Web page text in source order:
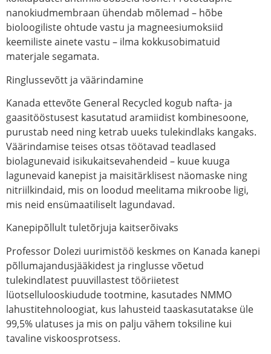
nanokiudmembraan ühendab mõlemad – hõbe
bioloogiliste ohtude vastu ja magneesiumoksiid
keemiliste ainete vastu – ilma kokkusobimatuid
materjale segamata.
Ringlussevõtt ja väärindamine
Kanada ettevõte General Recycled kogub nafta- ja
gaasitööstusest kasutatud aramiidist kombinesoone,
purustab need ning ketrab uueks tulekindlaks kangaks.
Väärindamise teises otsas töötavad teadlased
biolagunevaid isikukaitsevahendeid – kuue kuuga
lagunevaid kanepist ja maisitärklisest näomaske ning
nitriilkindaid, mis on loodud meelitama mikroobe ligi,
mis neid ensümaatiliselt lagundavad.
Kanepipõllult tuletõrjuja kaitserõivaks
Professor Dolezi uurimistöö keskmes on Kanada kanepi
põllumajandusjääkidest ja ringlusse võetud
tulekindlatest puuvillastest tööriietest
lüotsellulooskiududetootmine, kasutades NMMO
lahustitehnoloogiat, kus lahusteid taaskasutatakse üle
99,5% ulatuses ja mis on palju vähem toksiline kui
tavaline viskoosprotsess.